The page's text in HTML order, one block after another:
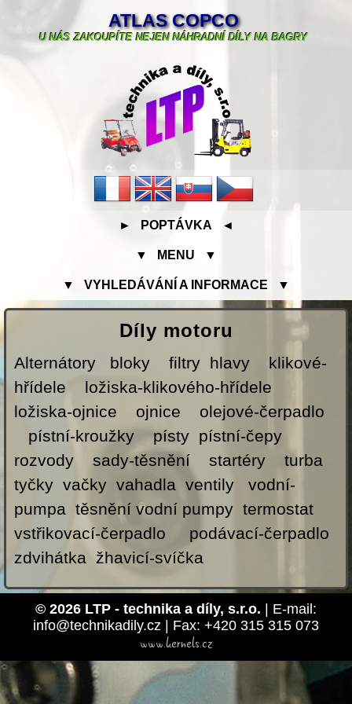
ATLAS COPCO
U NÁS ZAKOUPÍTE NEJEN NÁHRADNÍ DÍLY NA BAGRY
► POPTÁVKA ◄
▼ MENU ▼
▼ VYHLEDÁVÁNÍ A INFORMACE ▼
Díly motoru
Alternátory bloky filtry hlavy klikové-
hřídele ložiska-klikového-hřídele
ložiska-ojnice ojnice olejové-čerpadlo
pístní-kroužky písty pístní-čepy
rozvody sady-těsnění startéry turba
tyčky vačky vahadla ventily vodní-
pumpa těsnění vodní pumpy termostat
vstřikovací-čerpadlo podávací-čerpadlo
zdvihátka žhavicí-svíčka
© 2026 LTP - technika a díly, s.r.o. | E-mail:
info@technikadily.cz | Fax: +420 315 315 073
www.kernels.cz